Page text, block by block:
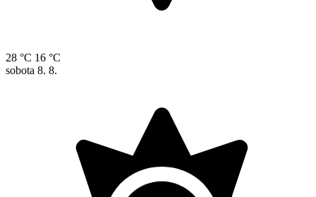
28 °C 16 °C
sobota 8. 8.